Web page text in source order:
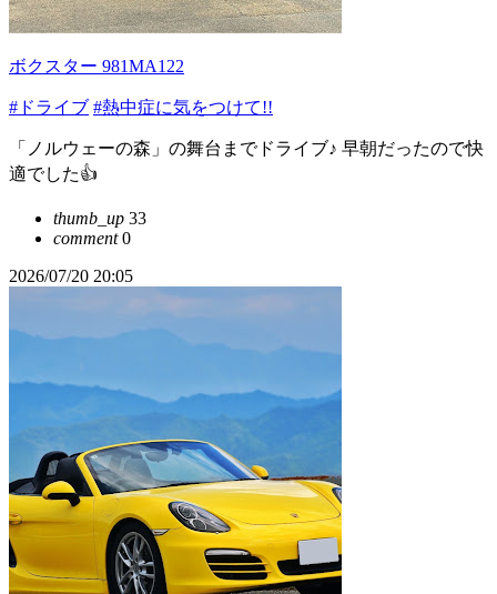
ボクスター 981MA122
#ドライブ #熱中症に気をつけて!!
「ノルウェーの森」の舞台までドライブ♪ 早朝だったので快
適でした👍
thumb_up 33
comment0
2026/07/20 20:05